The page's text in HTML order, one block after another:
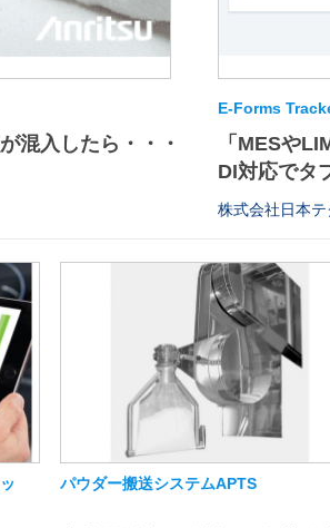
混入したら・・・
E-Forms
「MESや
DI対応でタ
株式会社日本テ
パウダー搬送システムAPTS